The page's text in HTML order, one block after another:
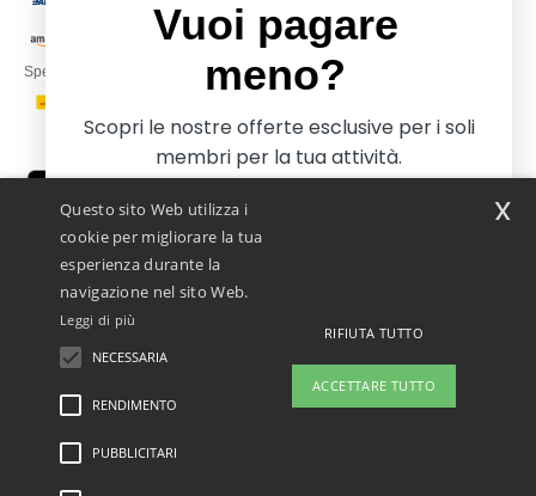
Spediamo con
Netenders Italy SRL — Registered office GALLERIA DEL CORSO 1 -
20122 MILANO (MI) -Italy
Fiscal code/VAT number IT11510210963 — REA number MI-2608168.
Questo NON è l'indirizzo di ritorno. Per i resi, vedere qui
Menzioni legali- Informativa sulla privacy
Questo sito Web utilizza i
cookie per migliorare la tua
esperienza durante la
navigazione nel sito Web.
Leggi di più
NECESSARIA
RENDIMENTO
PUBBLICITARI
RIFIUTA TUTTO
ACCETTARE TUTTO
x
Vuoi pagare
meno?
Scopri le nostre offerte esclusive per i soli
membri per la tua attività.
Iscriviti e paga meno
No, grazie, voglio pagare di più